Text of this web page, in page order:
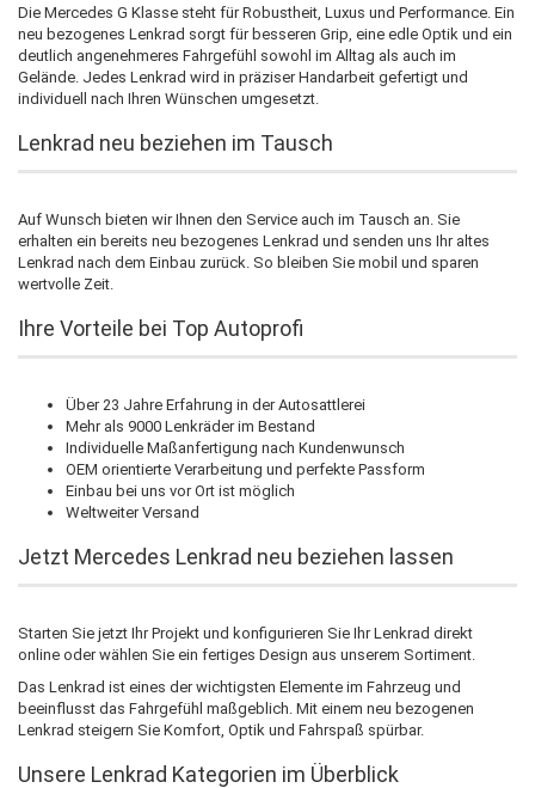
Die Mercedes G Klasse steht für Robustheit, Luxus und Performance. Ein
neu bezogenes Lenkrad sorgt für besseren Grip, eine edle Optik und ein
deutlich angenehmeres Fahrgefühl sowohl im Alltag als auch im
Gelände. Jedes Lenkrad wird in präziser Handarbeit gefertigt und
individuell nach Ihren Wünschen umgesetzt.
Lenkrad neu beziehen im Tausch
Auf Wunsch bieten wir Ihnen den Service auch im Tausch an. Sie
erhalten ein bereits neu bezogenes Lenkrad und senden uns Ihr altes
Lenkrad nach dem Einbau zurück. So bleiben Sie mobil und sparen
wertvolle Zeit.
Ihre Vorteile bei Top Autoprofi
Über 23 Jahre Erfahrung in der Autosattlerei
Mehr als 9000 Lenkräder im Bestand
Individuelle Maßanfertigung nach Kundenwunsch
OEM orientierte Verarbeitung und perfekte Passform
Einbau bei uns vor Ort ist möglich
Weltweiter Versand
Jetzt Mercedes Lenkrad neu beziehen lassen
Starten Sie jetzt Ihr Projekt und konfigurieren Sie Ihr Lenkrad direkt
online oder wählen Sie ein fertiges Design aus unserem Sortiment.
Das Lenkrad ist eines der wichtigsten Elemente im Fahrzeug und
beeinflusst das Fahrgefühl maßgeblich. Mit einem neu bezogenen
Lenkrad steigern Sie Komfort, Optik und Fahrspaß spürbar.
Unsere Lenkrad Kategorien im Überblick